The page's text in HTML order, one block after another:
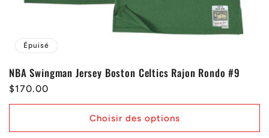
Épuisé
NBA Swingman Jersey Boston Celtics Rajon Rondo #9
Prix
habituel
$170.00
Choisir des options